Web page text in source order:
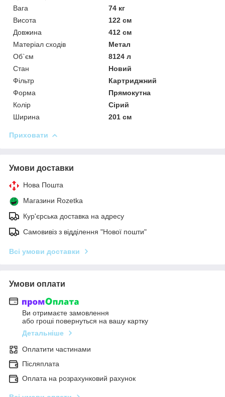
Вага
74 кг
Висота
122 см
Довжина
412 см
Матеріал сходів
Метал
Об`єм
8124 л
Стан
Новий
Фільтр
Картриджний
Форма
Прямокутна
Колір
Сірий
Ширина
201 см
Приховати
Умови доставки
Нова Пошта
Магазини Rozetka
Кур'єрська доставка на адресу
Самовивіз з відділення "Нової пошти"
Всі умови доставки
Умови оплати
Ви отримаєте замовлення
або гроші повернуться на вашу картку
Детальніше
Оплатити частинами
Післяплата
Оплата на розрахунковий рахунок